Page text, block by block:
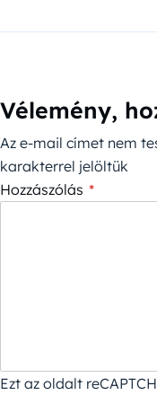
Vélemény,
Az e-mail címet nem
karakterrel jelöltük
Hozzászólás *
Ezt az oldalt